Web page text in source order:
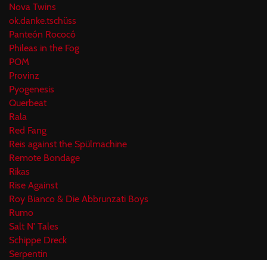
Nova Twins
ok.danke.tschüss
Panteón Rococó
Phileas in the Fog
POM
Provinz
Pyogenesis
Querbeat
Rala
Red Fang
Reis against the Spülmachine
Remote Bondage
Rikas
Rise Against
Roy Bianco & Die Abbrunzati Boys
Rumo
Salt N' Tales
Schippe Dreck
Serpentin